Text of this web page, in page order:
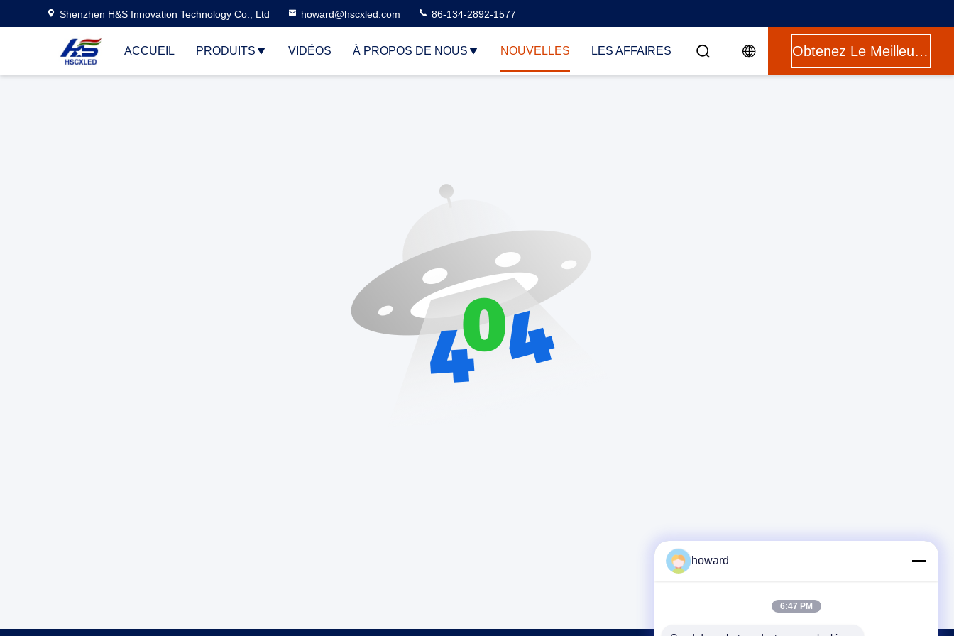
Shenzhen H&S Innovation Technology Co., Ltd howard@hscxled.com 86-134-2892-1577
ACCUEIL PRODUITS VIDÉOS À PROPOS DE NOUS NOUVELLES LES AFFAIRES Obtenez Le Meilleur Prix
howard
6:47 PM